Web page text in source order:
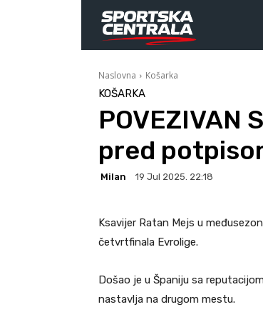
Naslovna Košarka
KOŠARKA
POVEZIVAN
pred
Milan 19 Jul 2025. 22:18
Ksavijer Ratan Mejs u
četvrtfinala Evrolige.
Došao je u Španiju sa
nastavlja na drugom mestu.